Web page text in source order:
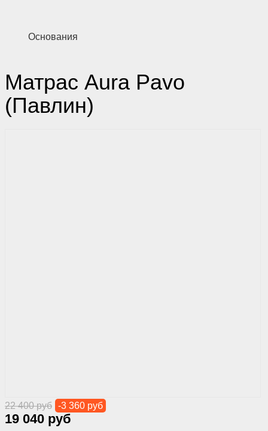
Основания
Матрас Aura Pavo
(Павлин)
22 400 руб -3 360 руб
19 040 руб